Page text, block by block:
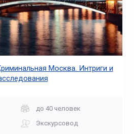
Москва. Интриги и
до 40 человек
Экскурсовод